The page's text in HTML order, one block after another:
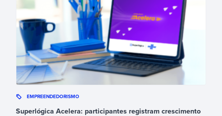
EMPREENDEDORISMO
Superlógica Acelera: participantes registram crescimento